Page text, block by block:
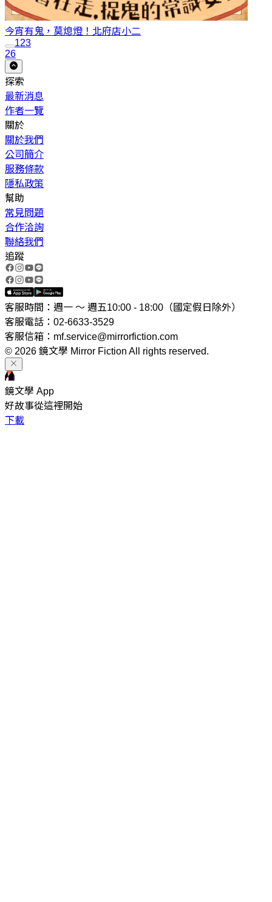
今宵有鬼，莫熄燈！ 北府店小二
123
26
探索
最新消息
作者一覽
關於
關於我們
公司簡介
服務條款
隱私政策
幫助
常見問題
合作洽詢
聯絡我們
追蹤
客服時間：週一 ～ 週五10:00 - 18:00（國定假日除外）
客服電話：02-6633-3529
客服信箱：mf.service@mirrorfiction.com
© 2026 鏡文學 Mirror Fiction All rights reserved.
鏡文學 App
好故事從這裡開始
下載